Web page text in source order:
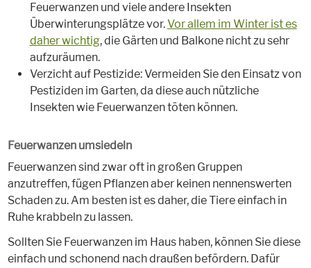
Feuerwanzen und viele andere Insekten
Überwinterungsplätze vor.Vor allem im Winter ist es
daher wichtig, die Gärten und Balkone nicht zu sehr
aufzuräumen.
Verzicht auf Pestizide: Vermeiden Sie den Einsatz von
Pestiziden im Garten, da diese auch nützliche
Insekten wie Feuerwanzen töten können.
Feuerwanzen umsiedeln
Feuerwanzen sind zwar oft in großen Gruppen
anzutreffen, fügen Pflanzen aber keinen nennenswerten
Schaden zu. Am besten ist es daher, die Tiere einfach in
Ruhe krabbeln zu lassen.
Sollten Sie Feuerwanzen im Haus haben, können Sie diese
einfach und schonend nach draußen befördern. Dafür